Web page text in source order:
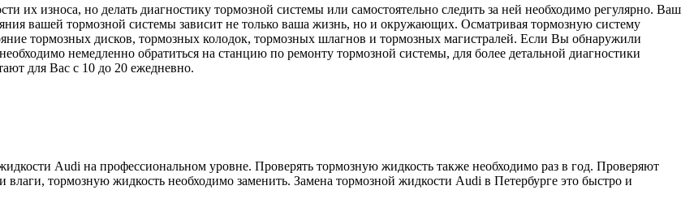
их износа, но делать диагностику тормозной системы или самостоятельно следить за ней необходимо регулярно. Ваш
вашей тормозной системы зависит не только ваша жизнь, но и окружающих. Осматривая тормозную систему
тормозных дисков, тормозных колодок, тормозных шлагнов и тормозных магистралей. Если Вы обнаружили
немедленно обратиться на станцию по ремонту тормозной системы, для более детальной диагностики
для Вас с 10 до 20 ежедневно.
Audi на профессиональном уровне. Проверять тормозную жидкость также необходимо раз в год. Проверяют
тормозную жидкость необходимо заменить. Замена тормозной жидкости Audi в Петербурге это быстро и